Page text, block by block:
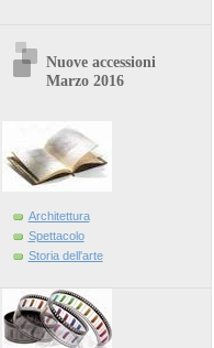
Nuove accessioni
Marzo 2016
Architettura
Spettacolo
Storia dell'arte